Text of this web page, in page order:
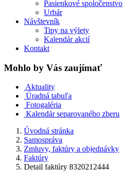
Pasienkové spoločenstvo
Urbár
Návštevník
Tipy na výlety
Kalendár akcií
Kontakt
Mohlo by Vás zaujímať
Aktuality
Úradná tabuľa
Fotogaléria
Kalendár separovaného zberu
Úvodná stránka
Samospráva
Zmluvy, faktúry a objednávky
Faktúry
Detail faktúry 8320212444